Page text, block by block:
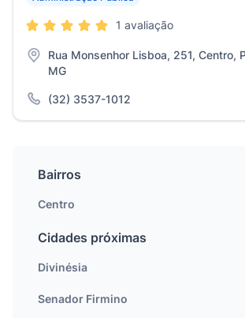
1 avaliação
Rua Monsenhor Lisboa, 251, Centro,
MG
(32) 3537-1012
Bairros
Centro
Cidades próximas
Divinésia
Senador Firmino